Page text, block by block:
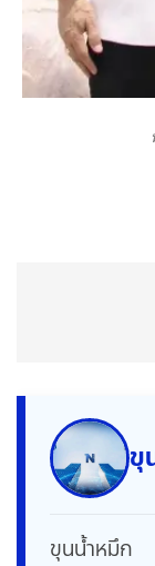
ขุ
ขุนน้ำหมึก